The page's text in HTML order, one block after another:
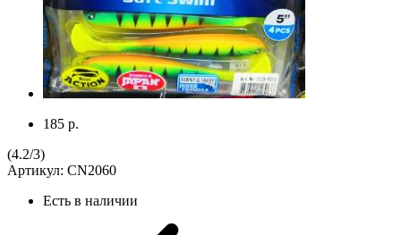
185 р.
(4.2/3)
Артикул: CN2060
Есть в наличии